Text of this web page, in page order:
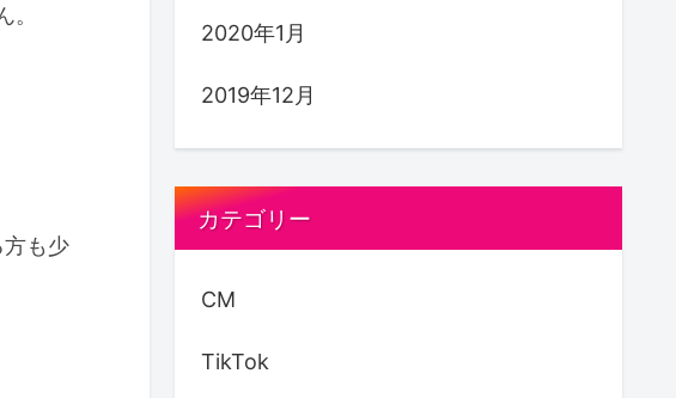
も少
2020年1月
2019年12月
カテゴリー
CM
TikTok